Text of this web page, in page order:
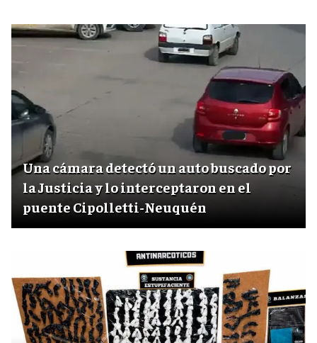
Una cámara detectó un auto buscado por
la Justicia y lo interceptaron en el
puente Cipolletti-Neuquén